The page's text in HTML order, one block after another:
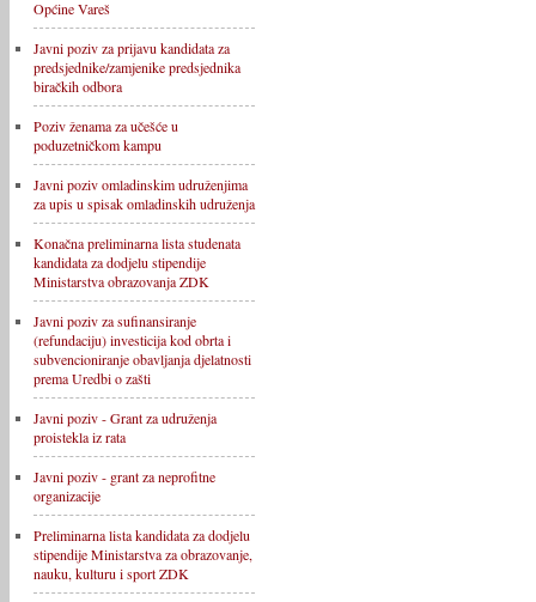
Općine Vareš
Javni poziv za prijavu kandidata za
predsjednike/zamjenike predsjednika
biračkih odbora
Poziv ženama za učešće u
poduzetničkom kampu
Javni poziv omladinskim udruženjima
za upis u spisak omladinskih udruženja
Konačna preliminarna lista studenata
kandidata za dodjelu stipendije
Ministarstva obrazovanja ZDK
Javni poziv za sufinansiranje
(refundaciju) investicija kod obrta i
subvencioniranje obavljanja djelatnosti
prema Uredbi o zašti
Javni poziv - Grant za udruženja
proistekla iz rata
Javni poziv - grant za neprofitne
organizacije
Preliminarna lista kandidata za dodjelu
stipendije Ministarstva za obrazovanje,
nauku, kulturu i sport ZDK